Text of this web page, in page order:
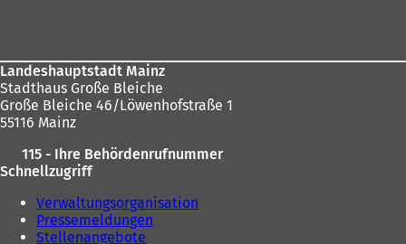
m
u
T
b
)
n
Landeshauptstadt Mainz
Stadthaus Große Bleiche
Große Bleiche 46/Löwenhofstraße 1
55116 Mainz
115 - Ihre Behördenrufnummer
Schnellzugriff
Verwaltungsorganisation
Pressemeldungen
Stellenangebote